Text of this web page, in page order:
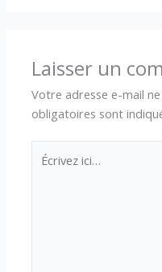
Laisser un
Votre adresse e-mail
obligatoires sont
Écrivez
ici…